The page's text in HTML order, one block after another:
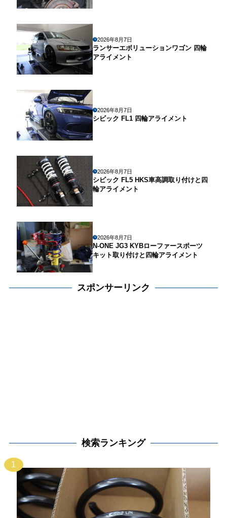
2026年8月7日
ランサーエボリューションワゴン 四輪
アライメント
2026年8月7日
シビック FL1 四輪アライメント
2026年8月7日
シビック FL5 HKS車高調取り付けと四
輪アライメント
2026年8月7日
N-ONE JG3 KYBローファースポーツ
キット取り付けと四輪アライメント
スポンサーリンク
検索ランキング
1